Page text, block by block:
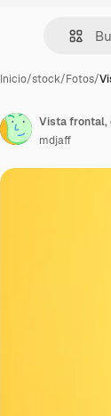
Inicio/stock/Fotos/
Vista frontal,
mdjaff